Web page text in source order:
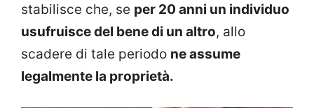
stabilisce che, se per 20 anni un individuo
usufruisce del bene di un altro, allo
scadere di tale periodo ne assume
legalmente la proprietà.